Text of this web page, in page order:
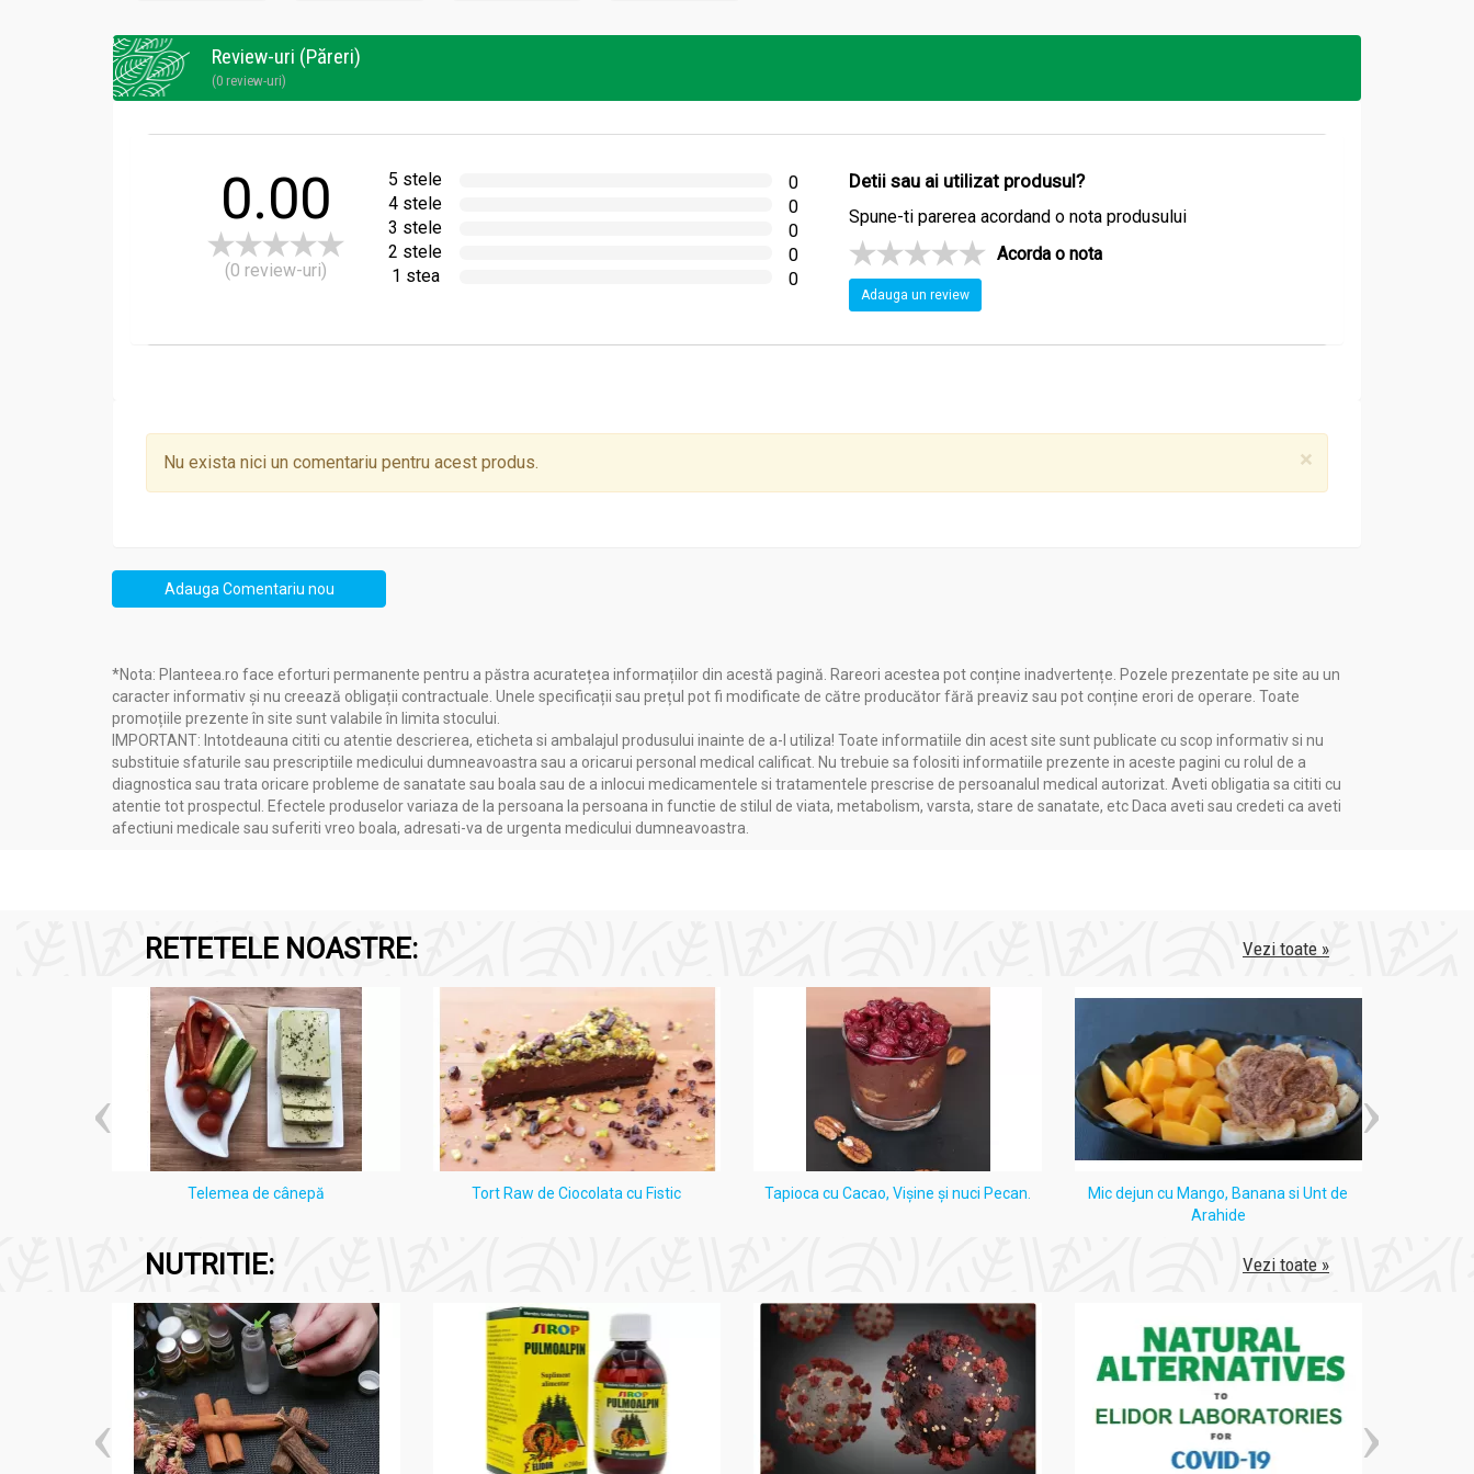
Review-uri (Păreri)
(0 review-uri)
0.00
(0 review-uri)
5 stele
0
4 stele
0
3 stele
0
2 stele
0
1 stea
0
Detii sau ai utilizat produsul?
Spune-ti parerea acordand o nota produsului
Acorda o nota
Adauga un review
×
Nu exista nici un comentariu pentru acest produs.
Adauga Comentariu nou
*Nota: Planteea.ro face eforturi permanente pentru a păstra acuratețea informațiilor din acestă pagină. Rareori acestea pot conține inadvertențe. Pozele prezentate pe site au un
caracter informativ și nu creează obligații contractuale. Unele specificații sau prețul pot fi modificate de către producător fără preaviz sau pot conține erori de operare. Toate
promoțiile prezente în site sunt valabile în limita stocului.
IMPORTANT: Intotdeauna cititi cu atentie descrierea, eticheta si ambalajul produsului inainte de a-l utiliza! Toate informatiile din acest site sunt publicate cu scop informativ si nu
substituie sfaturile sau prescriptiile medicului dumneavoastra sau a oricarui personal medical calificat. Nu trebuie sa folositi informatiile prezente in aceste pagini cu rolul de a
diagnostica sau trata oricare probleme de sanatate sau boala sau de a inlocui medicamentele si tratamentele prescrise de persoanalul medical autorizat. Aveti obligatia sa cititi cu
atentie tot prospectul. Efectele produselor variaza de la persoana la persoana in functie de stilul de viata, metabolism, varsta, stare de sanatate, etc Daca aveti sau credeti ca aveti
afectiuni medicale sau suferiti vreo boala, adresati-va de urgenta medicului dumneavoastra.
RETETELE NOASTRE: Vezi toate »
Telemea de cânepă Tort Raw de Ciocolata cu Fistic Tapioca cu Cacao, Vişine şi nuci Pecan.
Mic dejun cu Mango, Banana si Unt de
Arahide
NUTRITIE: Vezi toate »